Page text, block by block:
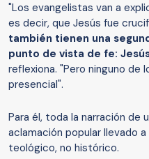
"Los evangelistas van a
es decir, que Jesús fue
también tienen una
punto de vista de fe:
reflexiona. "Pero ninguno
presencial".
Para él, toda la narración de
aclamación popular llevado
teológico, no histórico.